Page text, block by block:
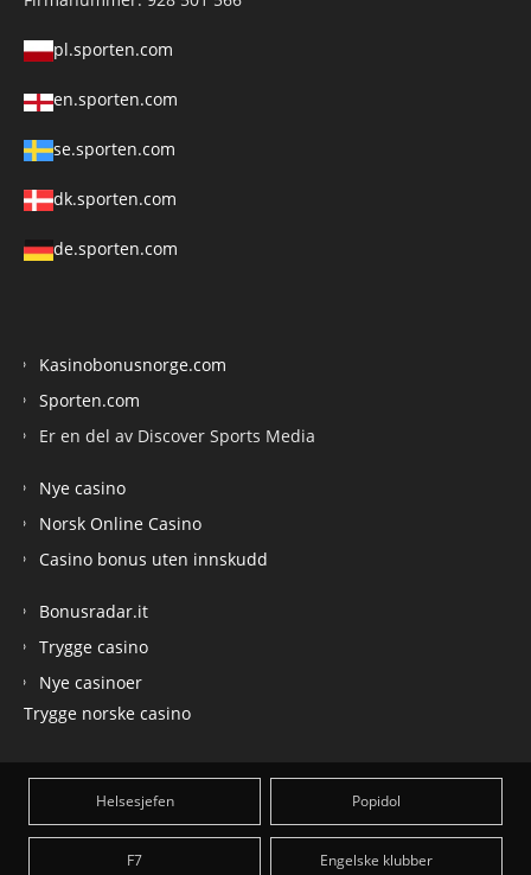
pl.sporten.com
en.sporten.com
se.sporten.com
dk.sporten.com
de.sporten.com
Kasinobonusnorge.com
Sporten.com
Er en del av Discover Sports Media
Nye casino
Norsk Online Casino
Casino bonus uten innskudd
Bonusradar.it
Trygge casino
Nye casinoer
Trygge norske casino
Helsesjefen Popidol
F7 Engelske klubber